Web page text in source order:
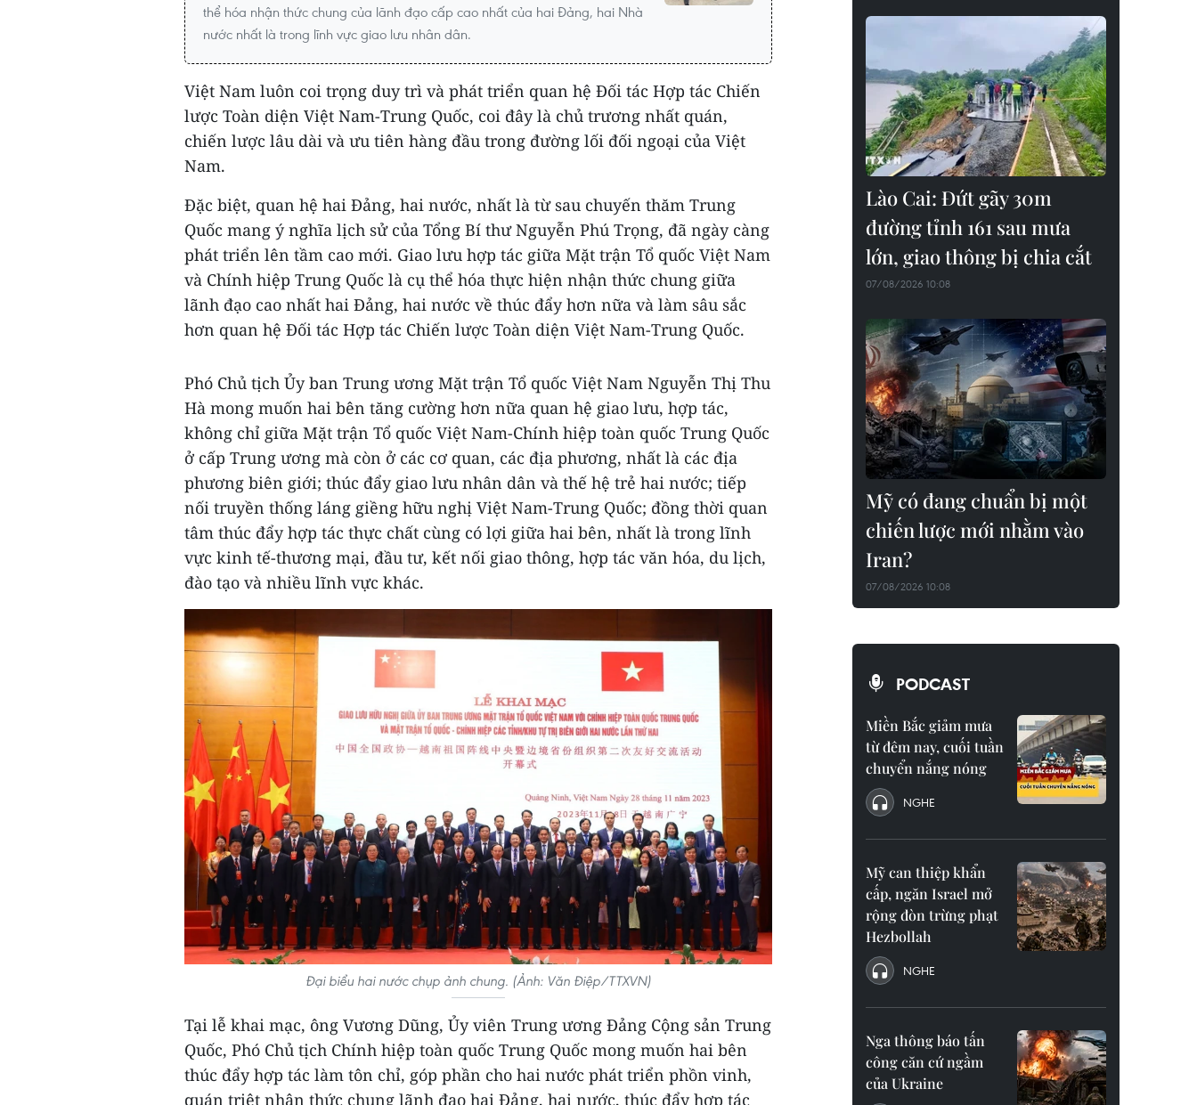
thể hóa nhận thức chung của lãnh đạo cấp cao nhất của hai Đảng, hai Nhà
nước nhất là trong lĩnh vực giao lưu nhân dân.
Việt Nam luôn coi trọng duy trì và phát triển quan hệ Đối tác Hợp tác Chiến
lược Toàn diện Việt Nam-Trung Quốc, coi đây là chủ trương nhất quán,
chiến lược lâu dài và ưu tiên hàng đầu trong đường lối đối ngoại của Việt
Nam.
Đặc biệt, quan hệ hai Đảng, hai nước, nhất là từ sau chuyến thăm Trung
Quốc mang ý nghĩa lịch sử của Tổng Bí thư Nguyễn Phú Trọng, đã ngày càng
phát triển lên tầm cao mới. Giao lưu hợp tác giữa Mặt trận Tổ quốc Việt Nam
và Chính hiệp Trung Quốc là cụ thể hóa thực hiện nhận thức chung giữa
lãnh đạo cao nhất hai Đảng, hai nước về thúc đẩy hơn nữa và làm sâu sắc
hơn quan hệ Đối tác Hợp tác Chiến lược Toàn diện Việt Nam-Trung Quốc.
Phó Chủ tịch Ủy ban Trung ương Mặt trận Tổ quốc Việt Nam Nguyễn Thị Thu
Hà mong muốn hai bên tăng cường hơn nữa quan hệ giao lưu, hợp tác,
không chỉ giữa Mặt trận Tổ quốc Việt Nam-Chính hiệp toàn quốc Trung Quốc
ở cấp Trung ương mà còn ở các cơ quan, các địa phương, nhất là các địa
phương biên giới; thúc đẩy giao lưu nhân dân và thế hệ trẻ hai nước; tiếp
nối truyền thống láng giềng hữu nghị Việt Nam-Trung Quốc; đồng thời quan
tâm thúc đẩy hợp tác thực chất cùng có lợi giữa hai bên, nhất là trong lĩnh
vực kinh tế-thương mại, đầu tư, kết nối giao thông, hợp tác văn hóa, du lịch,
đào tạo và nhiều lĩnh vực khác.
Đại biểu hai nước chụp ảnh chung. (Ảnh: Văn Điệp/TTXVN)
Tại lễ khai mạc, ông Vương Dũng, Ủy viên Trung ương Đảng Cộng sản Trung
Quốc, Phó Chủ tịch Chính hiệp toàn quốc Trung Quốc mong muốn hai bên
thúc đẩy hợp tác làm tôn chỉ, góp phần cho hai nước phát triển phồn vinh,
quán triệt nhận thức chung lãnh đạo hai Đảng, hai nước, thúc đẩy hợp tác
Lào Cai: Đứt gãy 30m
đường tỉnh 161 sau mưa
lớn, giao thông bị chia cắt
07/08/2026 10:08
Mỹ có đang chuẩn bị một
chiến lược mới nhằm vào
Iran?
07/08/2026 10:08
PODCAST
Miền Bắc giảm mưa
từ đêm nay, cuối tuần
chuyển nắng nóng
NGHE
Mỹ can thiệp khẩn
cấp, ngăn Israel mở
rộng đòn trừng phạt
Hezbollah
NGHE
Nga thông báo tấn
công căn cứ ngầm
của Ukraine